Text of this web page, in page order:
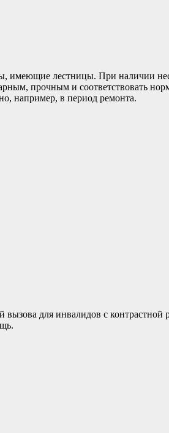
лестницы. При наличии
прочным и соответствовать
например, в период ремонта.
вызова для инвалидов с